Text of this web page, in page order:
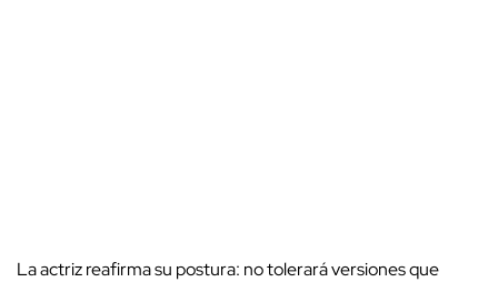
La actriz reafirma su postura: no tolerará versiones que